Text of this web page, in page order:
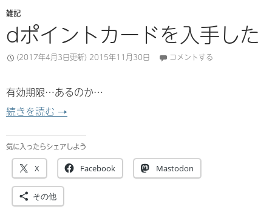
雑記
dポイントカードを入手した
(2017年4月3日更新) 2015年11月30日 コメントする
有効期限…あるのか…
続きを読む dポイントカードを入手した
→
気に入ったらシェアしよう
X Facebook Mastodon
その他